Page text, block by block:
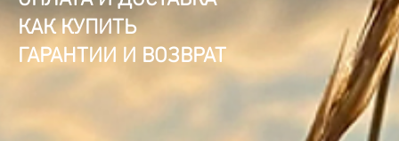
КАК КУПИТЬ
ГАРАНТИИ И ВОЗВРАТ